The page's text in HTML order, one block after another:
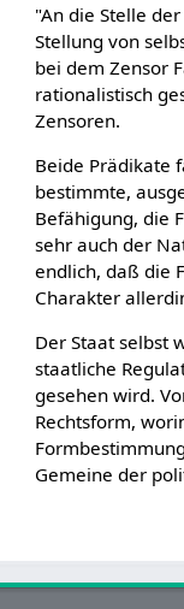
"An die Stelle
Stellung von
bei dem Zensor
rationalistisch
Zensoren.
Beide Prädikate
bestimmte,
Befähigung, die
sehr auch der
endlich, daß die
Charakter
Der Staat selbst
staatliche
gesehen wird.
Rechtsform,
Gemeine der